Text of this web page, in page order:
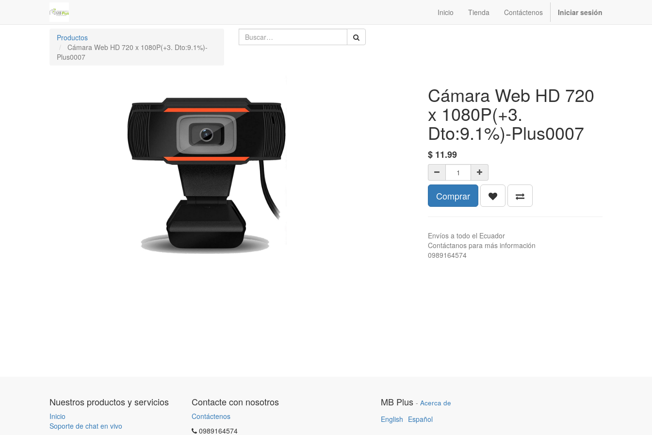
Inicio Tienda Contáctenos Iniciar sesión
Productos
Cámara Web HD 720 x 1080P(+3. Dto:9.1%)-
Plus0007
Cámara Web HD 720
x 1080P(+3.
Dto:9.1%)-Plus0007
$ 11.99
Comprar
Envíos a todo el Ecuador
Contáctanos para más información
0989164574
Nuestros productos y servicios
Inicio
Soporte de chat en vivo
Contacte con nosotros
Contáctenos
0989164574
MB Plus - Acerca de
English Español